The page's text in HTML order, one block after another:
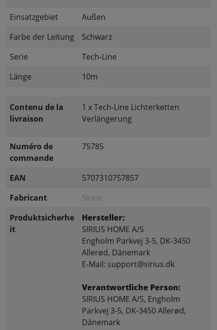
Einsatzgebiet
Außen
Farbe der Leitung
Schwarz
Serie
Tech-Line
Länge
10m
Contenu de la
livraison
1 x Tech-Line Lichterketten
Verlängerung
Numéro de
commande
75785
EAN
5707310757857
Fabricant
Sirius
Produktsicherhe
it
Hersteller:
SIRIUS HOME A/S
Engholm Parkvej 3-5, DK-3450
Allerød, Dänemark
E-Mail: support@sirius.dk
Verantwortliche Person:
SIRIUS HOME A/S, Engholm
Parkvej 3-5, DK-3450 Allerød,
Dänemark